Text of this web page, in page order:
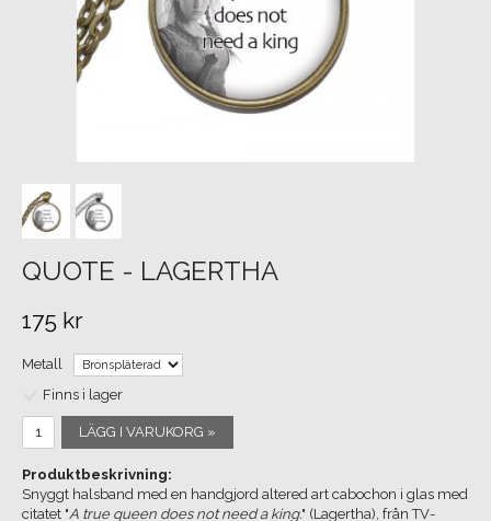
QUOTE - LAGERTHA
175 kr
Metall
Finns i lager
LÄGG I VARUKORG »
Produktbeskrivning:
Snyggt halsband med en handgjord altered art cabochon i glas med
citatet "A true queen does not need a king." (Lagertha), från TV-